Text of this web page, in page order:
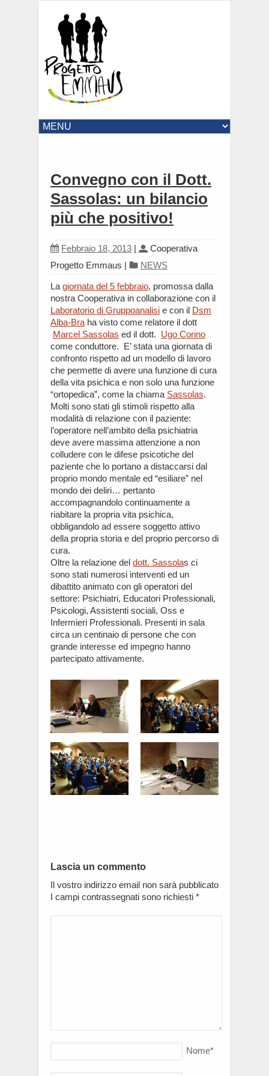
Convegno con il Dott.
Sassolas: un bilancio
più che positivo!
Febbraio 18, 2013 |
Cooperativa
Progetto Emmaus | NEWS
La giornata del 5 febbraio, promossa dalla
nostra Cooperativa in collaborazione con il
Laboratorio di Gruppoanalisi e con il Dsm
Alba-Bra ha visto come relatore il dott
Marcel Sassolas ed il dott. Ugo Corino
come conduttore. E’ stata una giornata di
confronto rispetto ad un modello di lavoro
che permette di avere una funzione di cura
della vita psichica e non solo una funzione
“ortopedica”, come la chiama Sassolas.
Molti sono stati gli stimoli rispetto alla
modalità di relazione con il paziente:
l’operatore nell’ambito della psichiatria
deve avere massima attenzione a non
colludere con le difese psicotiche del
paziente che lo portano a distaccarsi dal
proprio mondo mentale ed “esiliare” nel
mondo dei deliri… pertanto
accompagnandolo continuamente a
riabitare la propria vita psichica,
obbligandolo ad essere soggetto attivo
della propria storia e del proprio percorso di
cura.
Oltre la relazione del dott. Sassolas ci
sono stati numerosi interventi ed un
dibattito animato con gli operatori del
settore: Psichiatri, Educatori Professionali,
Psicologi, Assistenti sociali, Oss e
Infermieri Professionali. Presenti in sala
circa un centinaio di persone che con
grande interesse ed impegno hanno
partecipato attivamente.
Lascia un commento
Il vostro indirizzo email non sarà pubblicato
I campi contrassegnati sono richiesti *
Nome*